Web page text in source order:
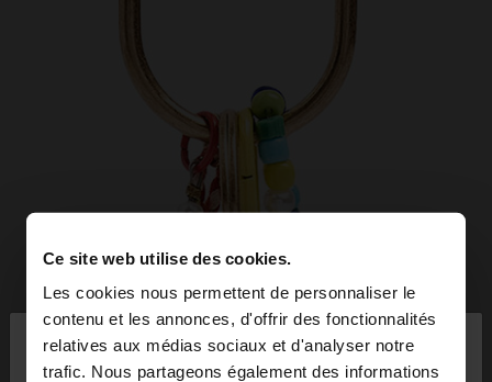
Ce site web utilise des cookies.
Les cookies nous permettent de personnaliser le
contenu et les annonces, d'offrir des fonctionnalités
relatives aux médias sociaux et d'analyser notre
trafic. Nous partageons également des informations
bonjour ×